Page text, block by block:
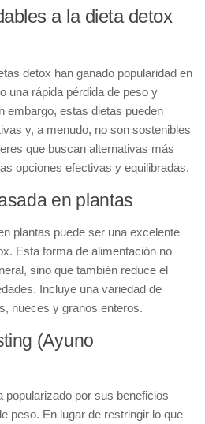
a la dieta detox
detox han ganado popularidad en
una rápida pérdida de peso y
embargo, estas dietas pueden
y, a menudo, no son sostenibles
que buscan alternativas más
opciones efectivas y equilibradas.
en plantas
plantas puede ser una excelente
Esta forma de alimentación no
sino que también reduce el
Incluye una variedad de
nueces y granos enteros.
(Ayuno
popularizado por sus beneficios
peso. En lugar de restringir lo que